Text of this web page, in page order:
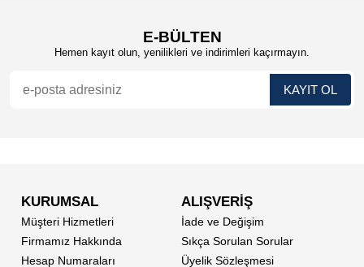
E-BÜLTEN
Hemen kayıt olun, yenilikleri ve indirimleri kaçırmayın.
KURUMSAL
Müşteri Hizmetleri
Firmamız Hakkında
Hesap Numaraları
ALIŞVERİŞ
İade ve Değişim
Sıkça Sorulan Sorular
Üyelik Sözleşmesi